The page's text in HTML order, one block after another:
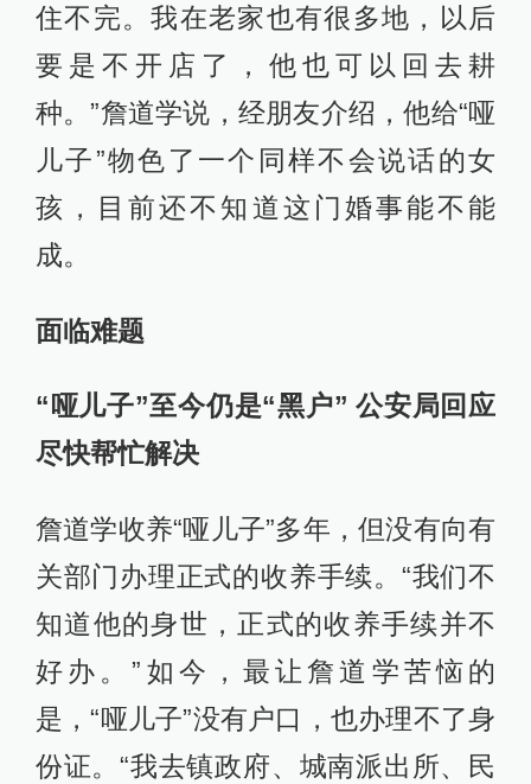
住不完。我在老家也有很多地，以后
要是不开店了，他也可以回去耕
种。”詹道学说，经朋友介绍，他给“哑
儿子”物色了一个同样不会说话的女
孩，目前还不知道这门婚事能不能
成。
面临难题
“哑儿子”至今仍是“黑户” 公安局回应
尽快帮忙解决
詹道学收养“哑儿子”多年，但没有向有
关部门办理正式的收养手续。“我们不
知道他的身世，正式的收养手续并不
好办。”如今，最让詹道学苦恼的
是，“哑儿子”没有户口，也办理不了身
份证。“我去镇政府、城南派出所、民